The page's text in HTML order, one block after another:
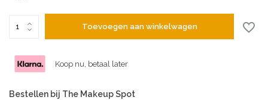
Toevoegen aan winkelwagen
Koop nu, betaal later
Bestellen bij The Makeup Spot